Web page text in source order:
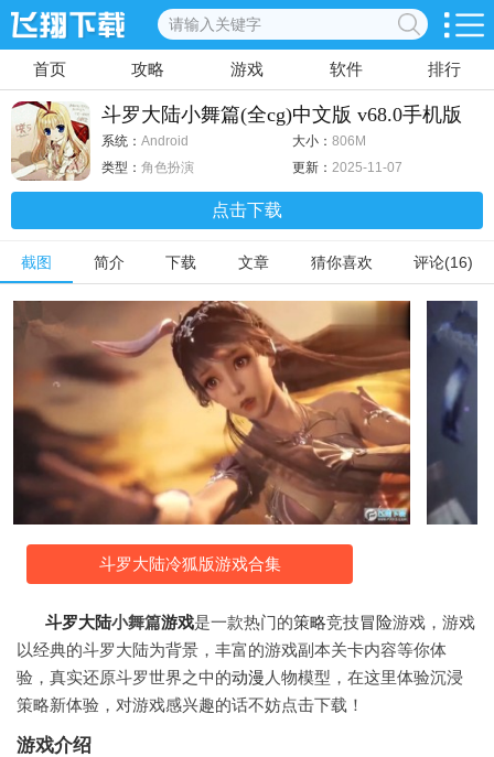
首页 攻略 游戏 软件 排行
斗罗大陆小舞篇(全cg)中文版 v68.0手机版
系统： Android 大小： 806M
类型： 角色扮演 更新： 2025-11-07
点击下载
截图 简介 下载 文章 猜你喜欢 评论(16)
斗罗大陆冷狐版游戏合集
斗罗大陆小舞篇游戏是一款热门的策略竞技冒险游戏，游戏
以经典的斗罗大陆为背景，丰富的游戏副本关卡内容等你体
验，真实还原斗罗世界之中的动漫 人物模型，在这里体验沉浸
策略新体验，对游戏感兴趣的话不妨点击下载！
游戏介绍